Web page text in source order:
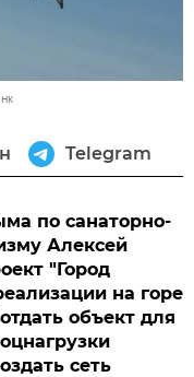
Telegram
по санаторно-
Алексей
"Город
на горе
объект для
сеть